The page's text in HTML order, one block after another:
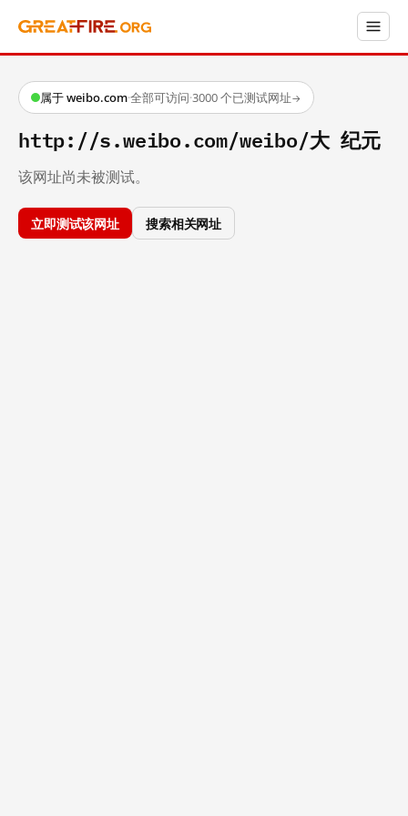
属于 weibo.com·全部可访问·3000 个已测试网址→
http://s.weibo.com/weibo/大 纪元
该网址尚未被测试。
立即测试该网址 搜索相关网址